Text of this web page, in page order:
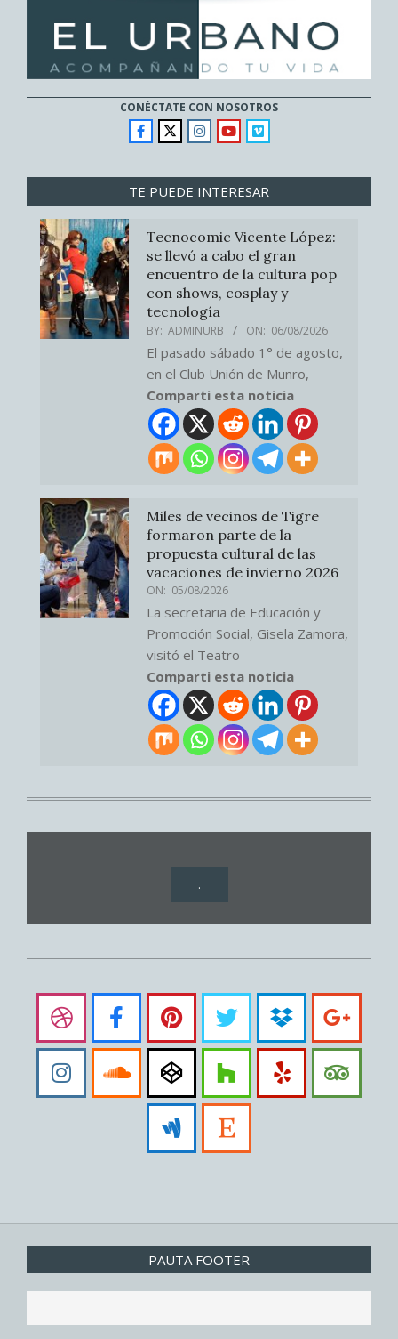
CONÉCTATE CON NOSOTROS
TE PUEDE INTERESAR
Tecnocomic Vicente López:
se llevó a cabo el gran
encuentro de la cultura pop
con shows, cosplay y
tecnología
BY: ADMINURB ON: 06/08/2026
El pasado sábado 1° de agosto,
en el Club Unión de Munro,
Comparti esta noticia
Miles de vecinos de Tigre
formaron parte de la
propuesta cultural de las
vacaciones de invierno 2026
ON: 05/08/2026
La secretaria de Educación y
Promoción Social, Gisela Zamora,
visitó el Teatro
Comparti esta noticia
.
PAUTA FOOTER